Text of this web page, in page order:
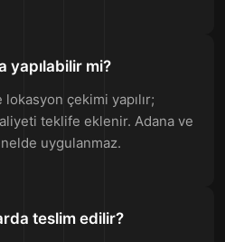
yapılabilir mi?
çekimi yapılır;
teklife eklenir. Adana ve
uygulanmaz.
teslim edilir?